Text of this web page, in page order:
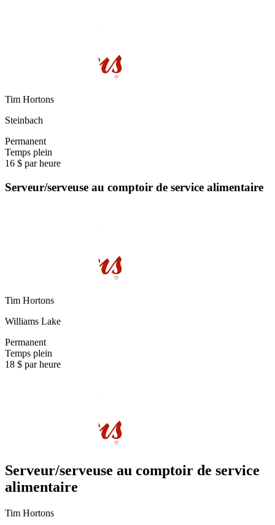
Tim Hortons
Steinbach
Permanent
Temps plein
16 $ par heure
Serveur/serveuse au comptoir de service alimentaire
Tim Hortons
Williams Lake
Permanent
Temps plein
18 $ par heure
Serveur/serveuse au comptoir de service
alimentaire
Tim Hortons